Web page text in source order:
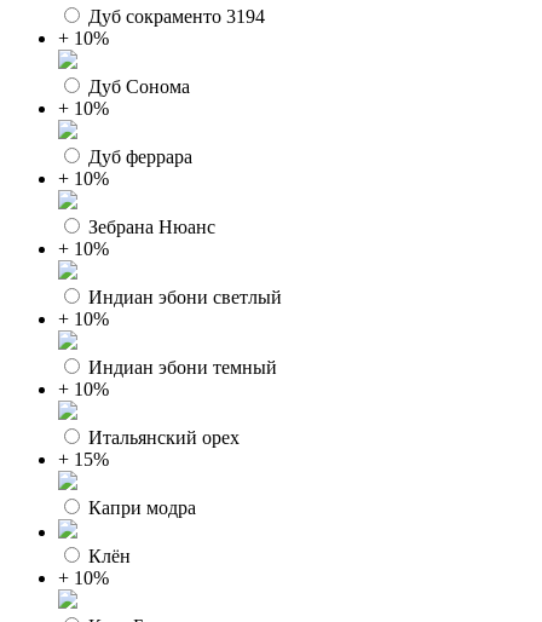
Дуб сокраменто 3194
+ 10%
Дуб Сонома
+ 10%
Дуб феррара
+ 10%
Зебрана Нюанс
+ 10%
Индиан эбони светлый
+ 10%
Индиан эбони темный
+ 10%
Итальянский орех
+ 15%
Капри модра
Клён
+ 10%